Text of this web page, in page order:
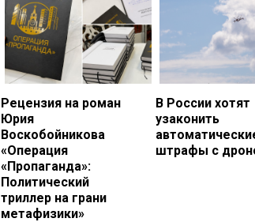
Рецензия на роман
Юрия
Воскобойникова
«Операция
«Пропаганда»:
Политический
триллер на грани
метафизики»
В России хотят
узаконить
штрафы с